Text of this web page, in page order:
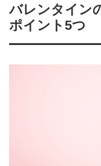
バレンタイン
ポイント5つ